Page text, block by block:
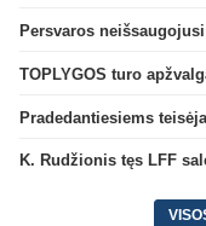
TOPLYGOS turo